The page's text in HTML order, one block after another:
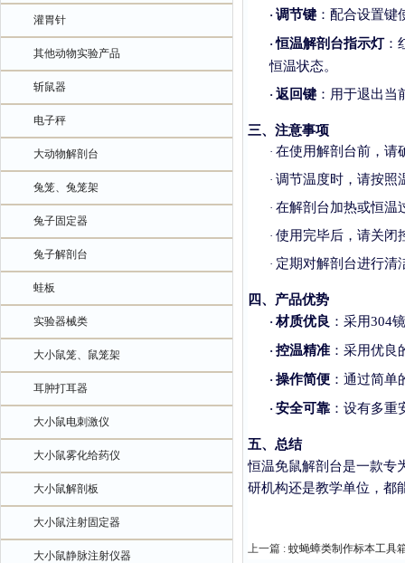
灌胃针
其他动物实验产品
斩鼠器
电子秤
大动物解剖台
兔笼、兔笼架
兔子固定器
兔子解剖台
蛙板
实验器械类
大小鼠笼、鼠笼架
耳肿打耳器
大小鼠电刺激仪
大小鼠雾化给药仪
大小鼠解剖板
大小鼠注射固定器
大小鼠静脉注射仪器
· 调节键 ：配合设置
·恒温解剖台指示灯：
恒温状态。
· 返回键 ：用于退出
三、注意事项
· 在使用解剖台前，请
· 调节温度时，请按照
· 在解剖台加热或恒温
· 使用完毕后，请关闭
· 定期对解剖台进行清
四、产品优势
·材质优良 ：采用304
· 控温精准 ：采用优
· 操作简便 ：通过简
· 安全可靠 ：设有多
五、总结
恒温免鼠解剖台是一款专
研机构还是教学单位，都
上一篇 : 蚊蝇蟑类制作标本工具